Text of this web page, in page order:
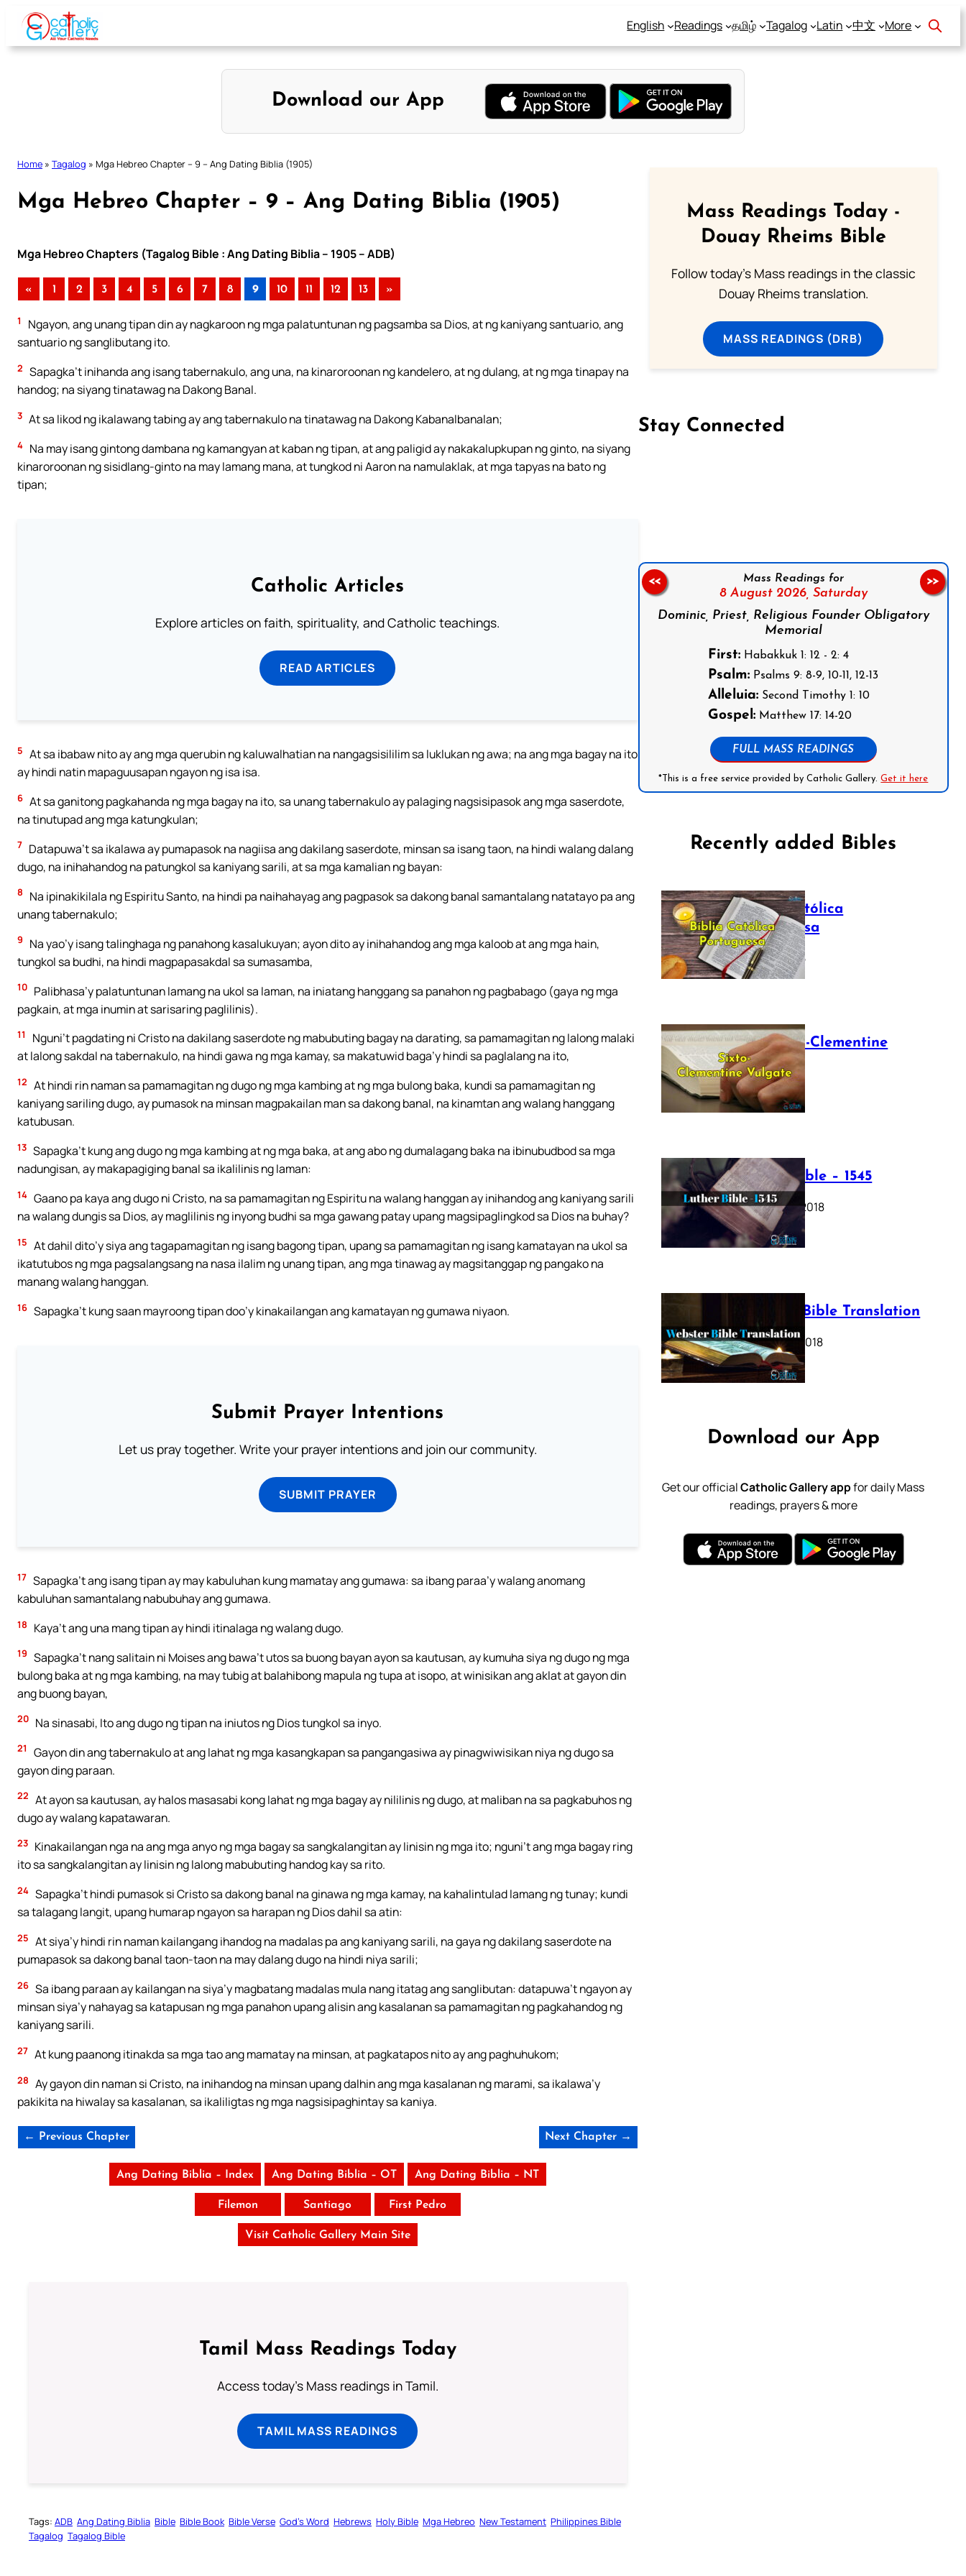
Skip
content
English Readings தமிழ் Tagalog Latin 中文 More
Download our App
Home » Tagalog » Mga Hebreo Chapter – 9 – Ang Dating Biblia (1905)
Mga Hebreo Chapter – 9 – Ang Dating Biblia (1905)
Mga Hebreo Chapters (Tagalog Bible : Ang Dating Biblia – 1905 – ADB)
« 1 2 3 4 5 6 7 8 9 10 11 12 13 »
1
Ngayon, ang unang tipan din ay nagkaroon ng mga palatuntunan ng pagsamba sa Dios, at ng kaniyang santuario, ang
santuario ng sanglibutang ito.
2 Sapagka’t inihanda ang isang tabernakulo, ang una, na kinaroroonan ng kandelero, at ng dulang, at ng mga tinapay na
handog; na siyang tinatawag na Dakong Banal.
3 At sa likod ng ikalawang tabing ay ang tabernakulo na tinatawag na Dakong Kabanalbanalan;
4 Na may isang gintong dambana ng kamangyan at kaban ng tipan, at ang paligid ay nakakalupkupan ng ginto, na siyang
kinaroroonan ng sisidlang-ginto na may lamang mana, at tungkod ni Aaron na namulaklak, at mga tapyas na bato ng
tipan;
Catholic Articles
Explore articles on faith, spirituality, and Catholic teachings.
READ ARTICLES
5 At sa ibabaw nito ay ang mga querubin ng kaluwalhatian na nangagsisililim sa luklukan ng awa; na ang mga bagay na ito
ay hindi natin mapaguusapan ngayon ng isa isa.
6 At sa ganitong pagkahanda ng mga bagay na ito, sa unang tabernakulo ay palaging nagsisipasok ang mga saserdote,
na tinutupad ang mga katungkulan;
7 Datapuwa’t sa ikalawa ay pumapasok na nagiisa ang dakilang saserdote, minsan sa isang taon, na hindi walang dalang
dugo, na inihahandog na patungkol sa kaniyang sarili, at sa mga kamalian ng bayan:
8
Na ipinakikilala ng Espiritu Santo, na hindi pa naihahayag ang pagpasok sa dakong banal samantalang natatayo pa ang
unang tabernakulo;
9
Na yao’y isang talinghaga ng panahong kasalukuyan; ayon dito ay inihahandog ang mga kaloob at ang mga hain,
tungkol sa budhi, na hindi magpapasakdal sa sumasamba,
10 Palibhasa’y palatuntunan lamang na ukol sa laman, na iniatang hanggang sa panahon ng pagbabago (gaya ng mga
pagkain, at mga inumin at sarisaring paglilinis).
11
Nguni’t pagdating ni Cristo na dakilang saserdote ng mabubuting bagay na darating, sa pamamagitan ng lalong malaki
at lalong sakdal na tabernakulo, na hindi gawa ng mga kamay, sa makatuwid baga’y hindi sa paglalang na ito,
12 At hindi rin naman sa pamamagitan ng dugo ng mga kambing at ng mga bulong baka, kundi sa pamamagitan ng
kaniyang sariling dugo, ay pumasok na minsan magpakailan man sa dakong banal, na kinamtan ang walang hanggang
katubusan.
13 Sapagka’t kung ang dugo ng mga kambing at ng mga baka, at ang abo ng dumalagang baka na ibinubudbod sa mga
nadungisan, ay makapagiging banal sa ikalilinis ng laman:
14 Gaano pa kaya ang dugo ni Cristo, na sa pamamagitan ng Espiritu na walang hanggan ay inihandog ang kaniyang sarili
na walang dungis sa Dios, ay maglilinis ng inyong budhi sa mga gawang patay upang magsipaglingkod sa Dios na buhay?
15 At dahil dito’y siya ang tagapamagitan ng isang bagong tipan, upang sa pamamagitan ng isang kamatayan na ukol sa
ikatutubos ng mga pagsalangsang na nasa ilalim ng unang tipan, ang mga tinawag ay magsitanggap ng pangako na
manang walang hanggan.
16 Sapagka’t kung saan mayroong tipan doo’y kinakailangan ang kamatayan ng gumawa niyaon.
Submit Prayer Intentions
Let us pray together. Write your prayer intentions and join our community.
SUBMIT PRAYER
17 Sapagka’t ang isang tipan ay may kabuluhan kung mamatay ang gumawa: sa ibang paraa’y walang anomang
kabuluhan samantalang nabubuhay ang gumawa.
18 Kaya’t ang una mang tipan ay hindi itinalaga ng walang dugo.
19 Sapagka’t nang salitain ni Moises ang bawa’t utos sa buong bayan ayon sa kautusan, ay kumuha siya ng dugo ng mga
bulong baka at ng mga kambing, na may tubig at balahibong mapula ng tupa at isopo, at winisikan ang aklat at gayon din
ang buong bayan,
20 Na sinasabi, Ito ang dugo ng tipan na iniutos ng Dios tungkol sa inyo.
21
Gayon din ang tabernakulo at ang lahat ng mga kasangkapan sa pangangasiwa ay pinagwiwisikan niya ng dugo sa
gayon ding paraan.
22 At ayon sa kautusan, ay halos masasabi kong lahat ng mga bagay ay nililinis ng dugo, at maliban na sa pagkabuhos ng
dugo ay walang kapatawaran.
23 Kinakailangan nga na ang mga anyo ng mga bagay sa sangkalangitan ay linisin ng mga ito; nguni’t ang mga bagay ring
ito sa sangkalangitan ay linisin ng lalong mabubuting handog kay sa rito.
24 Sapagka’t hindi pumasok si Cristo sa dakong banal na ginawa ng mga kamay, na kahalintulad lamang ng tunay; kundi
sa talagang langit, upang humarap ngayon sa harapan ng Dios dahil sa atin:
25 At siya’y hindi rin naman kailangang ihandog na madalas pa ang kaniyang sarili, na gaya ng dakilang saserdote na
pumapasok sa dakong banal taon-taon na may dalang dugo na hindi niya sarili;
26 Sa ibang paraan ay kailangan na siya’y magbatang madalas mula nang itatag ang sanglibutan: datapuwa’t ngayon ay
minsan siya’y nahayag sa katapusan ng mga panahon upang alisin ang kasalanan sa pamamagitan ng pagkahandog ng
kaniyang sarili.
27 At kung paanong itinakda sa mga tao ang mamatay na minsan, at pagkatapos nito ay ang paghuhukom;
28 Ay gayon din naman si Cristo, na inihandog na minsan upang dalhin ang mga kasalanan ng marami, sa ikalawa’y
pakikita na hiwalay sa kasalanan, sa ikaliligtas ng mga nagsisipaghintay sa kaniya.
← Previous Chapter Next Chapter →
Ang Dating Biblia – Index Ang Dating Biblia – OT Ang Dating Biblia – NT
Filemon Santiago First Pedro
Visit Catholic Gallery Main Site
Tamil Mass Readings Today
Access today's Mass readings in Tamil.
TAMIL MASS READINGS
Tags: ADB Ang Dating Biblia Bible Bible Book Bible Verse God’s Word Hebrews Holy Bible Mga Hebreo New Testament Philippines Bible
Tagalog Tagalog Bible
Mass Readings Today -
Douay Rheims Bible
Follow today's Mass readings in the classic
Douay Rheims translation.
MASS READINGS (DRB)
Stay Connected
Mass Readings for
8 August 2026, Saturday
Dominic, Priest, Religious Founder Obligatory
Memorial
First: Habakkuk 1: 12 - 2: 4
Psalm: Psalms 9: 8-9, 10-11, 12-13
Alleluia: Second Timothy 1: 10
Gospel: Matthew 17: 14-20
FULL MASS READINGS
*This is a free service provided by Catholic Gallery.Get it here
<< >>
Recently added Bibles
Bíblia Católica
Portuguesa
July 16, 2025
The Sixto-Clementine
Vulgate
July 12, 2025
Luther Bible – 1545
October 17, 2018
Webster Bible Translation
October 11, 2018
Download our App
Get our officialCatholic Gallery appfor daily Mass
readings, prayers & more